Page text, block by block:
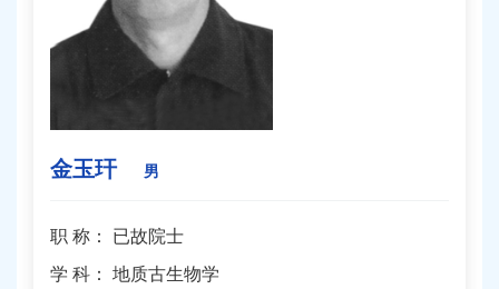
金玉玕 男
职 称： 已故院士
学 科： 地质古生物学